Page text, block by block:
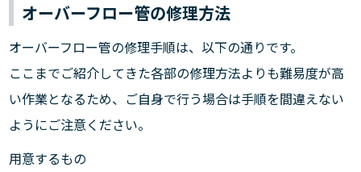
オーバーフロー管の修理方法
オーバーフロー管の修理手順は、以下の通りです。
ここまでご紹介してきた各部の修理方法よりも難易度が高
い作業となるため、ご自身で行う場合は手順を間違えない
ようにご注意ください。
用意するもの